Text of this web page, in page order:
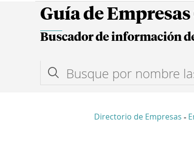
Guía de
Buscador de información
Directorio de Empresas -